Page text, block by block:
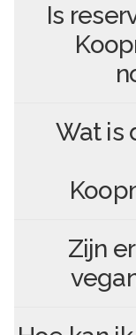
Is
Wat is
Zijn